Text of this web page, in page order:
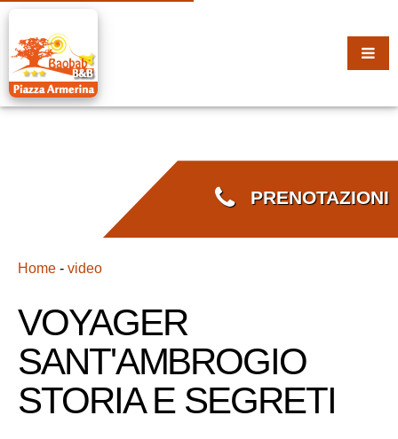
PRENOTAZIONI
Home - video
VOYAGER
SANT'AMBROGIO
STORIA E SEGRETI